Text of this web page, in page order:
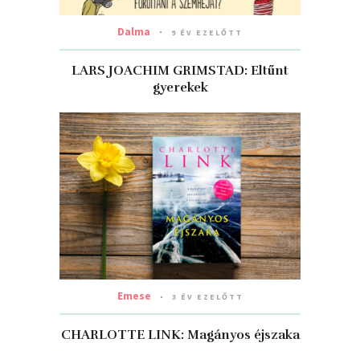
Dalma 9 ÉV EZELŐTT
LARS JOACHIM GRIMSTAD: Eltűnt
gyerekek
Emese 3 ÉV EZELŐTT
CHARLOTTE LINK: Magányos éjszaka